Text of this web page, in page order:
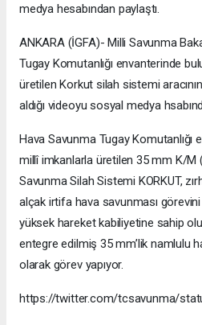
medya hesabından paylaştı.
ANKARA (İGFA)- Milli Savunma
Tugay Komutanlığı envanterinde
üretilen Korkut silah sistemi
aldığı videoyu sosyal medya
Hava Savunma Tugay Komutanlığı
millî imkanlarla üretilen 35 mm K/M
Savunma Silah Sistemi KORKUT,
alçak irtifa hava savunması
yüksek hareket kabiliyetine sahip
entegre edilmiş 35 mm’lik namlulu
olarak görev yapıyor.
https://twitter.com/tcsavunma/